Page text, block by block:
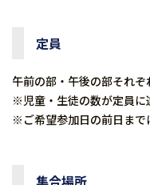
定員
午前の部・午後の部それぞ
※児童・生徒の数が定員に
※ご希望参加日の前日まで
集合場所